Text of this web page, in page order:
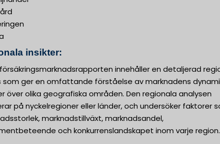
insikter:
innehåller en detaljerad
som ger en omfattande förståelse av marknadens
över olika geografiska områden. Den regionala analysen
på nyckelregioner eller länder, och undersöker faktorer
marknadstillväxt, marknadsandel,
och konkurrenslandskapet inom varje region.